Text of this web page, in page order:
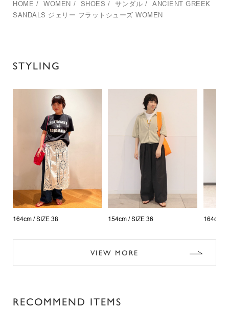
HOME / WOMEN / SHOES / サンダル /
ANCIENT GREEK
SANDALS ジェリー フラットシューズ WOMEN
STYLING
164cm / SIZE 38 154cm / SIZE 36 164cm /
VIEW MORE
RECOMMEND ITEMS